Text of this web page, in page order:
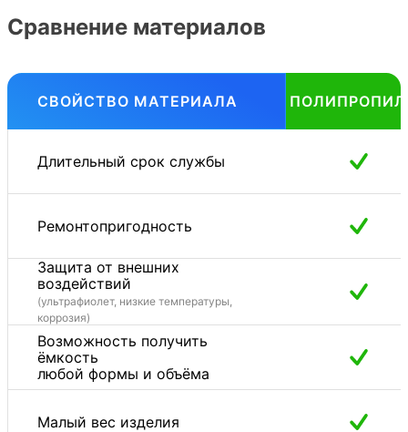
Сравнение материалов
СВОЙСТВО МАТЕРИАЛА
Длительный срок службы
Ремонтопригодность
Защита от внешних
воздействий
(ультрафиолет, низкие температуры,
коррозия)
Возможность получить
ёмкость
любой формы и объёма
Малый вес изделия